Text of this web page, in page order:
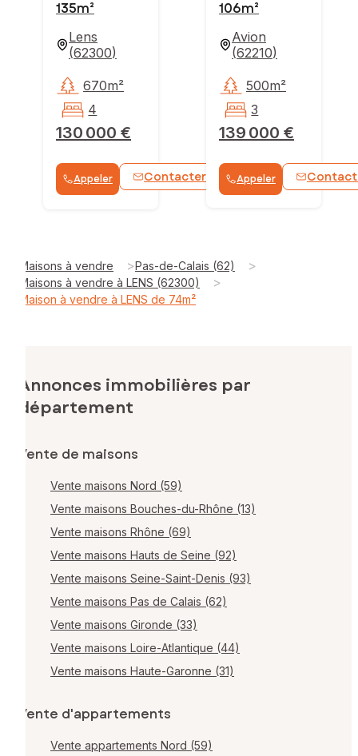
135m²
Lens
(62300)
130 000 €
670m²
4
Appeler Contacter WhatsApp
106m²
Avion
(62210)
139 000 €
500m²
3
Appeler
Maisons à vendre >Pas-de-Calais (62) >
Maisons à vendre à LENS (62300) >
Maison à vendre à LENS de 74m²
Annonces immobilières par
département
Vente de maisons
Vente maisons Nord (59)
Vente maisons Bouches-du-Rhône (13)
Vente maisons Rhône (69)
Vente maisons Hauts de Seine (92)
Vente maisons Seine-Saint-Denis (93)
Vente maisons Pas de Calais (62)
Vente maisons Gironde (33)
Vente maisons Loire-Atlantique (44)
Vente maisons Haute-Garonne (31)
Vente d'appartements
Vente appartements Nord (59)